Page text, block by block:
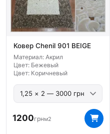
Ковер Chenil 901 BEIGE
Материал: Акрил
Цвет: Бежевый
Цвет: Коричневый
1200грнм2